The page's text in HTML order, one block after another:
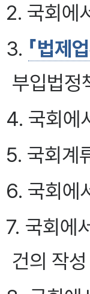
2. 국회에
3. 「법제
부입법정
4. 국회에
5. 국회계
6. 국회에
7. 국회에
건의 작성